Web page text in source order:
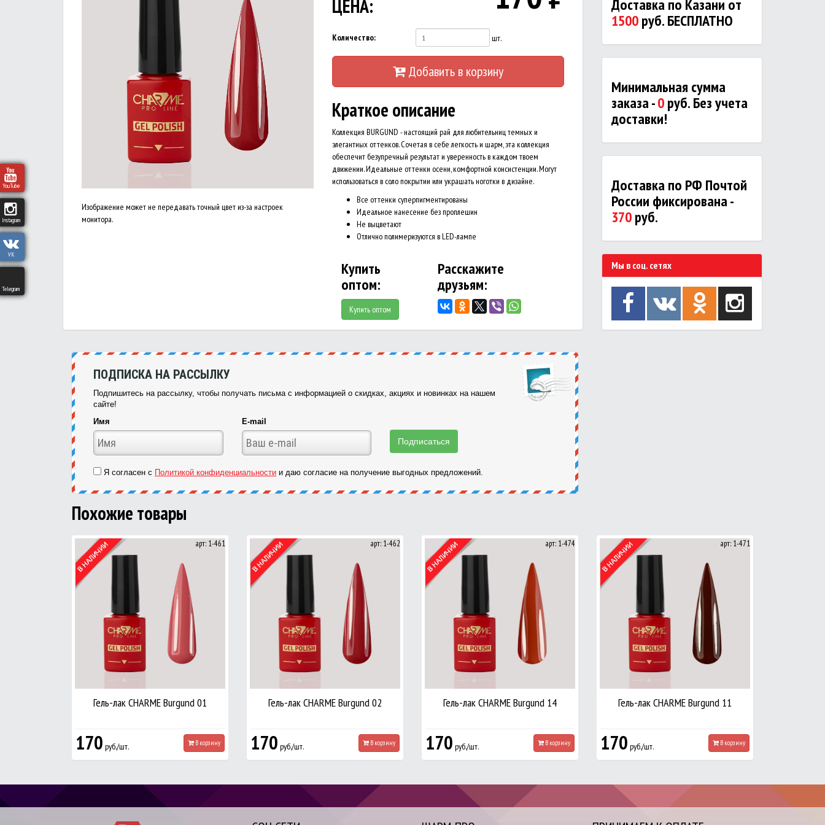
YouTube
Instagram
VK
Telegram
Изображение может не передавать точный цвет из-за настроек
монитора.
ЦЕНА:
Количество: шт.
Добавить в корзину
Краткое описание
Коллекция BURGUND - настоящий рай для любительниц темных и
элегантных оттенков. Сочетая в себе легкость и шарм, эта коллекция
обеспечит безупречный результат и уверенность в каждом твоем
движении. Идеальные оттенки осени, комфортной консистенции. Могут
использоваться в соло покрытии или украшать ноготки в дизайне.
Все оттенки суперпигментированы
Идеальное нанесение без проплешин
Не выцветают
Отлично полимеризуются в LED-лампе
Купить
оптом:
Купить оптом
Расскажите
друзьям:
Доставка по Казани от
1500руб. БЕСПЛАТНО
Минимальная сумма
заказа -0руб. Без учета
доставки!
Доставка по РФ Почтой
России фиксирована -
370руб.
Мы в соц. сетях
ПОДПИСКА НА РАССЫЛКУ
Подпишитесь на рассылку, чтобы получать письма с информацией о скидках, акциях и новинках на нашем
сайте!
Имя
E-mail
Я согласен с Политикой конфиденциальности и даю согласие на получение выгодных предложений.
Похожие товары
арт: 1-461
Гель-лак CHARME Burgund 01
170 руб./шт. В корзину
арт: 1-462
Гель-лак CHARME Burgund 02
170 руб./шт. В корзину
арт: 1-474
Гель-лак CHARME Burgund 14
170 руб./шт. В корзину
арт: 1-471
Гель-лак CHARME Burgund 11
170 руб./шт. В корзину